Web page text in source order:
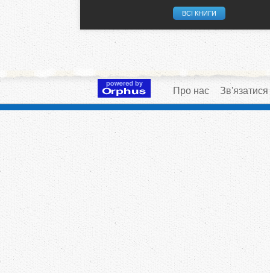
ВСІ КНИГИ
Про нас